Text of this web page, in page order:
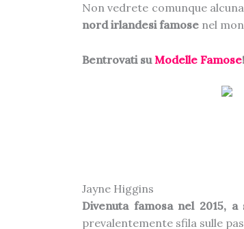
Non vedrete comunque
nord irlandesi famose nel
Bentrovati su Modelle Famose!
Jayne Higgins
Divenuta famosa nel 2015, a
prevalentemente sfila sulle